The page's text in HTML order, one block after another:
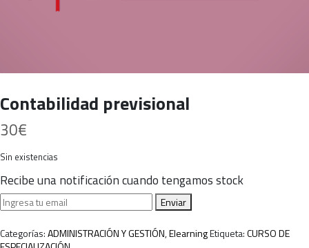
Contabilidad previsional
30€
Sin existencias
Recibe una notificación cuando tengamos stock
Enviar
Categorías:ADMINISTRACIÓN Y GESTIÓN,ElearningEtiqueta:CURSO DE